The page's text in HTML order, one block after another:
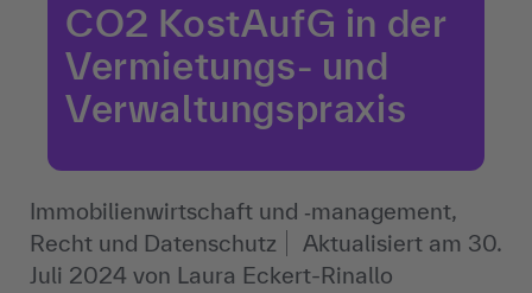
CO2 KostAufG in der
Vermietungs- und
Verwaltungspraxis
Immobilienwirtschaft und ‐management,
Recht und Datenschutz
Aktualisiert am 30.
Juli 2024 von Laura Eckert-Rinallo